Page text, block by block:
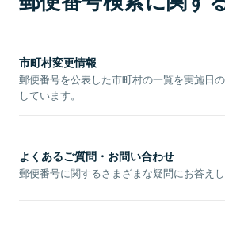
市町村変更情報
郵便番号を公表した市町村の一覧を実施日
しています。
よくあるご質問・お問い合わせ
郵便番号に関するさまざまな疑問にお答えし